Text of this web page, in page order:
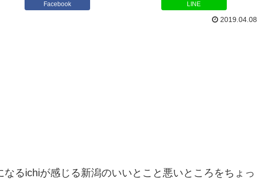
Facebook LINE
2019.04.08
るichiが感じる新潟のいいとこと悪いところをちょっ